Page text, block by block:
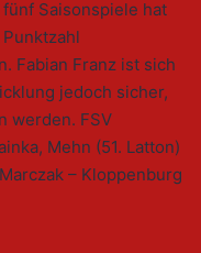
Saisonspiele hat
Fabian Franz ist sich
jedoch sicher,
werden. FSV
Mehn (51. Latton)
– Kloppenburg